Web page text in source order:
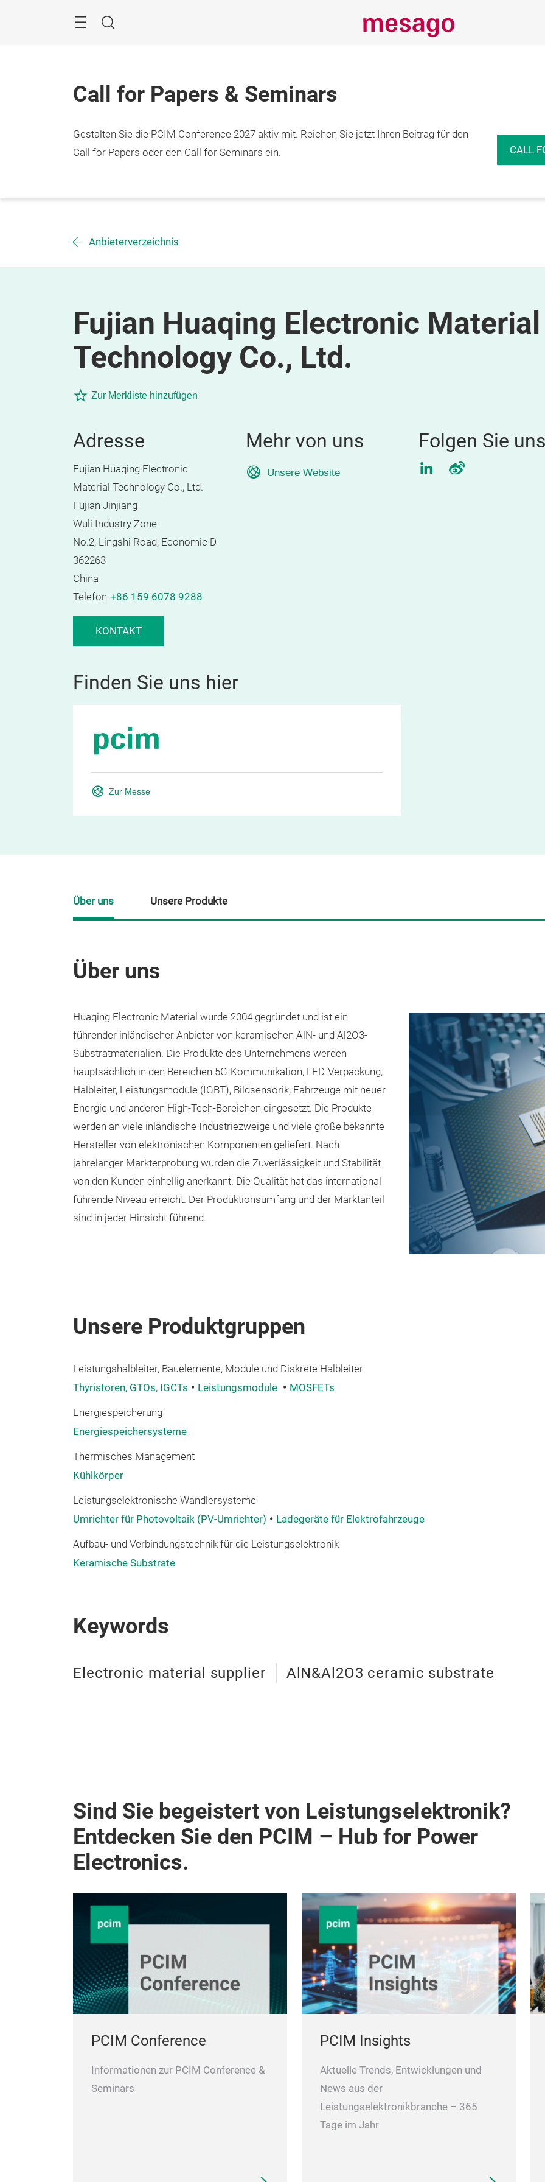
Suche
Call for Papers & Seminars
Gestalten Sie die PCIM Conference 2027 aktiv mit. Reichen Sie jetzt Ihren Beitrag für den
Call for Papers oder den Call for Seminars ein.
CALL
Anbieterverzeichnis
Fujian Huaqing Electronic Material
Technology Co., Ltd.
Zur Merkliste hinzufügen
Adresse
Fujian Huaqing Electronic
Material Technology Co., Ltd.
Fujian Jinjiang
Wuli Industry Zone
No.2, Lingshi Road, Economic D
362263
China
Telefon +86 159 6078 9288
KONTAKT
Mehr von uns
Unsere Website
Folgen Sie uns
LinkedInWeibo
Finden Sie uns hier
Zur Messe
Über uns
Huaqing Electronic Material wurde 2004 gegründet und ist ein
führender inländischer Anbieter von keramischen AlN- und Al2O3-
Substratmaterialien. Die Produkte des Unternehmens werden
hauptsächlich in den Bereichen 5G-Kommunikation, LED-Verpackung,
Halbleiter, Leistungsmodule (IGBT), Bildsensorik, Fahrzeuge mit neuer
Energie und anderen High-Tech-Bereichen eingesetzt. Die Produkte
werden an viele inländische Industriezweige und viele große bekannte
Hersteller von elektronischen Komponenten geliefert. Nach
jahrelanger Markterprobung wurden die Zuverlässigkeit und Stabilität
von den Kunden einhellig anerkannt. Die Qualität hat das international
führende Niveau erreicht. Der Produktionsumfang und der Marktanteil
sind in jeder Hinsicht führend.
Unsere Produktgruppen
Leistungshalbleiter, Bauelemente, Module und Diskrete Halbleiter
Thyristoren, GTOs, IGCTs
Leistungsmodule MOSFETs
Energiespeicherung
Energiespeichersysteme
Thermisches Management
Kühlkörper
Leistungselektronische Wandlersysteme
Umrichter für Photovoltaik (PV-Umrichter)
Ladegeräte für Elektrofahrzeuge
Aufbau- und Verbindungstechnik für die Leistungselektronik
Keramische Substrate
Keywords
Electronic material supplier AlN&Al2O3 ceramic substrate
Über uns Unsere Produkte
Sind Sie begeistert von Leistungselektronik?
Entdecken Sie den PCIM – Hub for Power
Electronics.
PCIM Conference
Informationen zur PCIM Conference &
Seminars
PCIM Insights
Aktuelle Trends, Entwicklungen und
News aus der
Leistungselektronikbranche – 365
Tage im Jahr